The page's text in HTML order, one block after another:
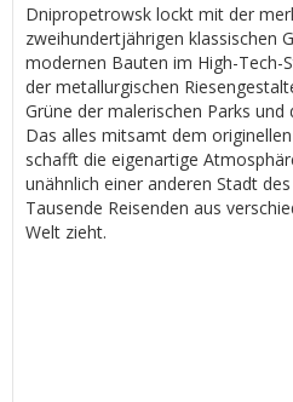
Dnipropetrowsk lockt mit der
zweihundertjährigen klassischen
modernen Bauten im High-Tech-
der metallurgischen
Grüne der malerischen Parks
Das alles mitsamt dem
schafft die eigenartige
unähnlich einer anderen Stadt
Tausende Reisenden aus
Welt zieht.